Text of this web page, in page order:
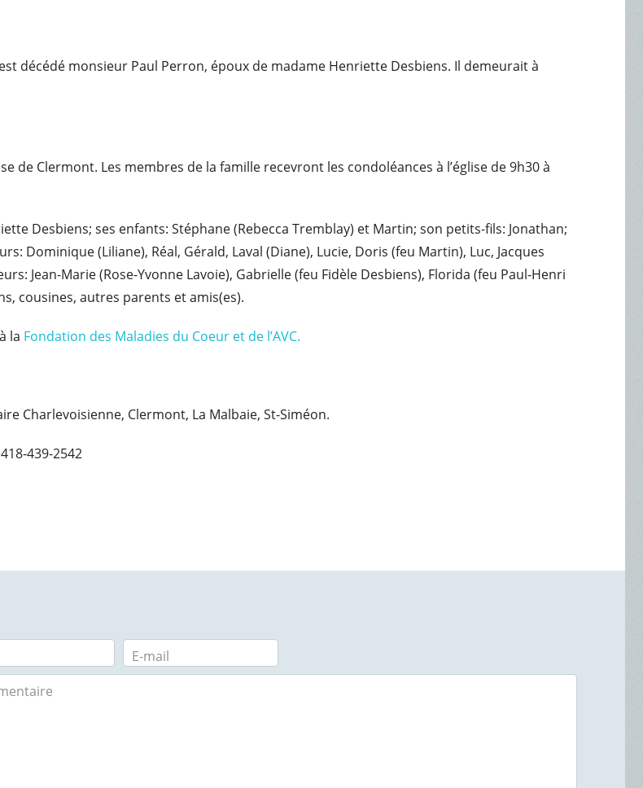
décédé monsieur Paul Perron, époux de madame Henriette Desbiens. Il demeurait à
de Clermont. Les membres de la famille recevront les condoléances à l’église de 9h30 à
Desbiens; ses enfants: Stéphane (Rebecca Tremblay) et Martin; son petits-fils: Jonathan;
Dominique (Liliane), Réal, Gérald, Laval (Diane), Lucie, Doris (feu Martin), Luc, Jacques
Jean-Marie (Rose-Yvonne Lavoie), Gabrielle (feu Fidèle Desbiens), Florida (feu Paul-Henri
cousines, autres parents et amis(es).
la Fondation des Maladies du Coeur et de l’AVC.
Charlevoisienne, Clermont, La Malbaie, St-Siméon.
439-2542
E-mail